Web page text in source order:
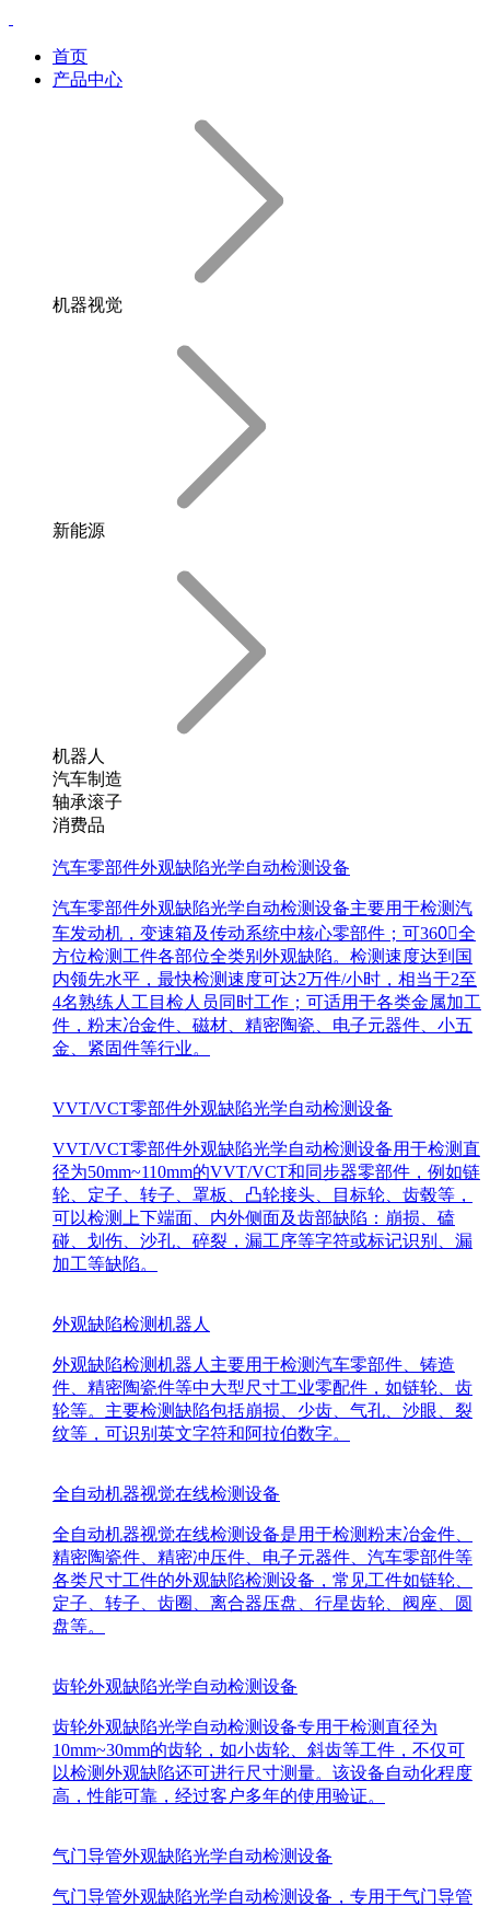
首页
产品中心
机器视觉
新能源
机器人
汽车制造
轴承滚子
消费品
汽车零部件外观缺陷光学自动检测设备
汽车零部件外观缺陷光学自动检测设备主要用于检测汽
车发动机，变速箱及传动系统中核心零部件；可360〬全
方位检测工件各部位全类别外观缺陷。检测速度达到国
内领先水平，最快检测速度可达2万件/小时，相当于2至
4名熟练人工目检人员同时工作；可适用于各类金属加工
件，粉末冶金件、磁材、精密陶瓷、电子元器件、小五
金、紧固件等行业。
VVT/VCT零部件外观缺陷光学自动检测设备
VVT/VCT零部件外观缺陷光学自动检测设备用于检测直
径为50mm~110mm的VVT/VCT和同步器零部件，例如链
轮、定子、转子、罩板、凸轮接头、目标轮、齿毂等，
可以检测上下端面、内外侧面及齿部缺陷：崩损、磕
碰、划伤、沙孔、碎裂，漏工序等字符或标记识别、漏
加工等缺陷。
外观缺陷检测机器人
外观缺陷检测机器人主要用于检测汽车零部件、铸造
件、精密陶瓷件等中大型尺寸工业零配件，如链轮、齿
轮等。主要检测缺陷包括崩损、少齿、气孔、沙眼、裂
纹等，可识别英文字符和阿拉伯数字。
全自动机器视觉在线检测设备
全自动机器视觉在线检测设备是用于检测粉末冶金件、
精密陶瓷件、精密冲压件、电子元器件、汽车零部件等
各类尺寸工件的外观缺陷检测设备，常见工件如链轮、
定子、转子、齿圈、离合器压盘、行星齿轮、阀座、圆
盘等。
齿轮外观缺陷光学自动检测设备
齿轮外观缺陷光学自动检测设备专用于检测直径为
10mm~30mm的齿轮，如小齿轮、斜齿等工件，不仅可
以检测外观缺陷还可进行尺寸测量。该设备自动化程度
高，性能可靠，经过客户多年的使用验证。
气门导管外观缺陷光学自动检测设备
气门导管外观缺陷光学自动检测设备，专用于气门导管